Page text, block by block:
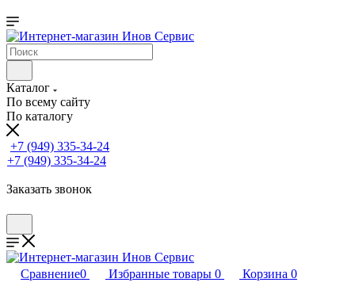
Каталог
По всему сайту
По каталогу
+7 (949) 335-34-24
+7 (949) 335-34-24
Заказать звонок
Сравнение0 Избранные товары 0 Корзина 0